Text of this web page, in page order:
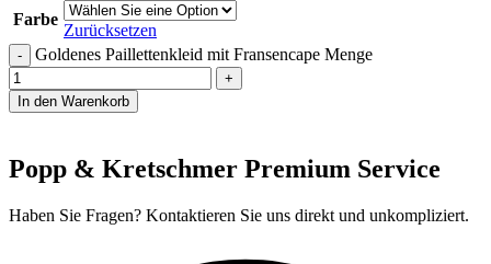
Farbe
Zurücksetzen
Goldenes Paillettenkleid mit Fransencape Menge
In den Warenkorb
Popp & Kretschmer Premium Service
Haben Sie Fragen? Kontaktieren Sie uns direkt und unkompliziert.